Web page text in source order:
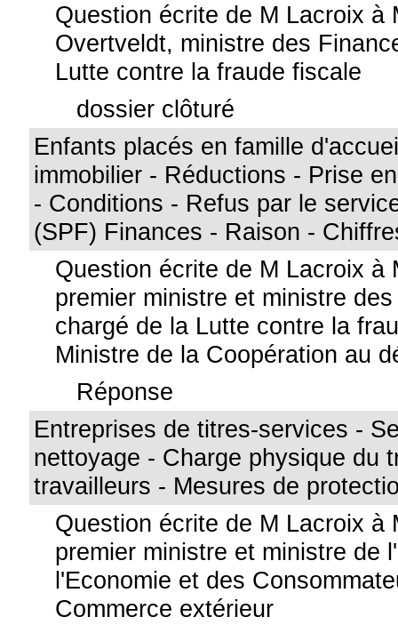
Question écrite de M Lacroix à
Overtveldt, ministre des
Lutte contre la fraude fiscale
dossier clôturé
Enfants placés en famille
immobilier - Réductions - Prise
- Conditions - Refus par le
(SPF) Finances - Raison -
Question écrite de M Lacroix à
premier ministre et ministre
chargé de la Lutte contre la
Ministre de la Coopération au
Réponse
Entreprises de titres-services -
nettoyage - Charge physique du
travailleurs - Mesures de
Question écrite de M Lacroix à
premier ministre et ministre de
l'Economie et des
Commerce extérieur